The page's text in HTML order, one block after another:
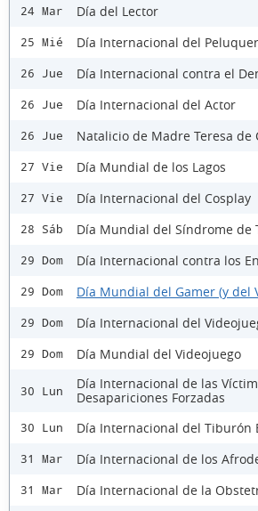
24 Mar Día del Lector
25 Mié Día Internacional del
26 Jue Día Internacional contra el
26 Jue Día Internacional del Actor
26 Jue Natalicio de Madre Teresa de
27 Vie Día Mundial de los Lagos
27 Vie Día Internacional del Cosplay
28 Sáb Día Mundial del Síndrome de
29 Dom Día Internacional contra los
29 Dom Día Mundial del Gamer (y del
29 Dom Día Internacional del
29 Dom Día Mundial del Videojuego
30 Lun
Día Internacional de las
Desapariciones Forzadas
30 Lun Día Internacional del Tiburón
31 Mar Día Internacional de los
31 Mar Día Internacional de la